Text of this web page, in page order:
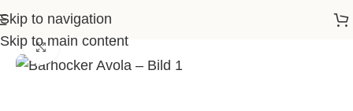
Skip to navigation
Skip to main content
Startseite>Shop>
Klick zum Vergrößern